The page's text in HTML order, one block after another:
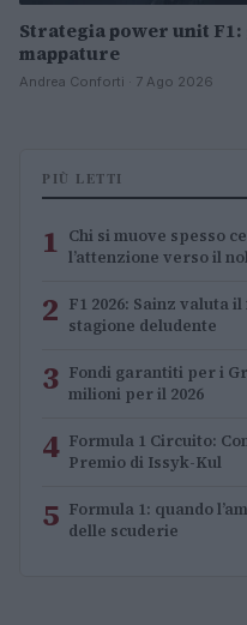
Strategia power unit
mappature
Andrea Conforti · 7 Ago 2026
PIÙ LETTI
1 Chi si muove spesso
l’attenzione verso il
2 F1 2026: Sainz valuta
stagione deludente
3 Fondi garantiti per i
milioni per il 2026
4 Formula 1 Circuito:
Premio di Issyk-Kul
5 Formula 1: quando
delle scuderie